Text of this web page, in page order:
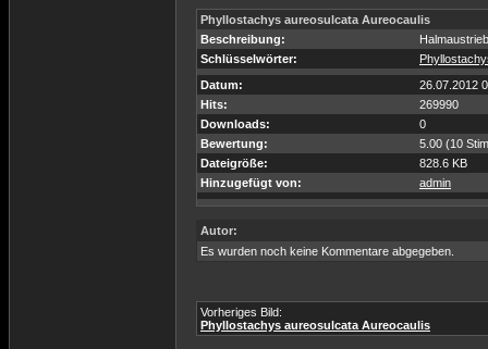
Phyllostachys aureosulcata Aureocaulis
Beschreibung:
Schlüsselwörter:
Datum:
26.07.2012
Hits:
269990
Downloads:
0
Bewertung:
5.00 (10
Dateigröße:
828.6 KB
Hinzugefügt von:
admin
Autor:
Es wurden noch keine Kommentare abgegeben.
Vorheriges Bild:
Phyllostachys aureosulcata Aureocaulis